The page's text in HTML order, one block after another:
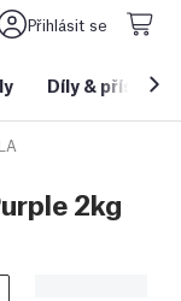
Přihlásit se
Díly &
2kg